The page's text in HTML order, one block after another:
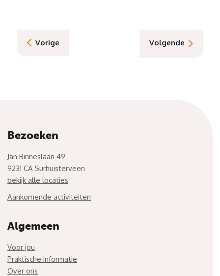
Vorige Volgende
Bezoeken
Jan Binneslaan 49
9231 CA Surhuisterveen
bekijk alle locaties
Aankomende activiteiten
Algemeen
Voor jou
Praktische informatie
Over ons